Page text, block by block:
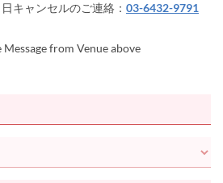
キャンセルのご連絡： 03-6432-9791
from Venue above